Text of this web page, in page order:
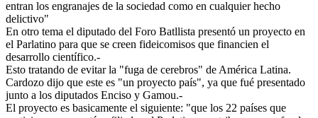
entran los engranajes de la sociedad como en cualquier hecho
delictivo"
En otro tema el diputado del Foro Batllista presentó un proyecto en
el Parlatino para que se creen fideicomisos que financien el
desarrollo científico.-
Esto tratando de evitar la "fuga de cerebros" de América Latina.
Cardozo dijo que este es "un proyecto país", ya que fué presentado
junto a los diputados Enciso y Gamou.-
El proyecto es basicamente el siguiente: "que los 22 países que